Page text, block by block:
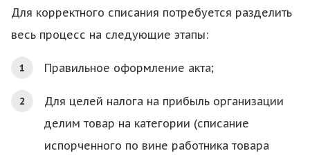
Для корректного списания потребуется разделить
весь процесс на следующие этапы:
Правильное оформление акта;
Для целей налога на прибыль организации
делим товар на категории (списание
испорченного по вине работника товара